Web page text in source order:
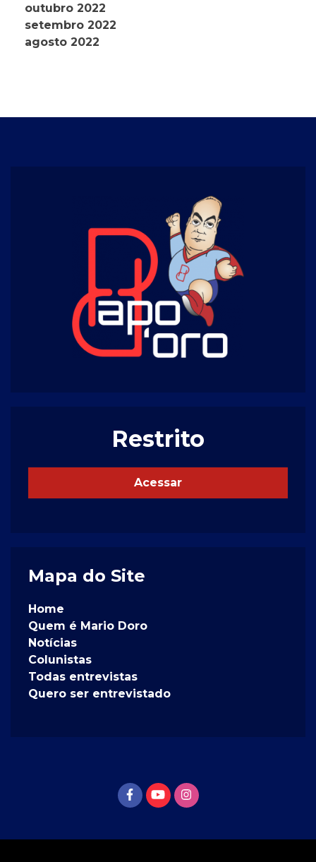
outubro 2022
setembro 2022
agosto 2022
Restrito
Acessar
Mapa do Site
Home
Quem é Mario Doro
Notícias
Colunistas
Todas entrevistas
Quero ser entrevistado